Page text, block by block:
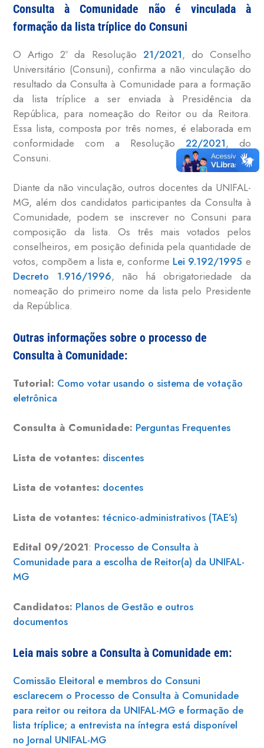
Consulta à Comunidade não é vinculada à
formação da lista tríplice do Consuni
O Artigo 2º da Resolução 21/2021, do Conselho
Universitário (Consuni), confirma a não vinculação do
resultado da Consulta à Comunidade para a formação
da lista tríplice a ser enviada à Presidência da
República, para nomeação do Reitor ou da Reitora.
Essa lista, composta por três nomes, é elaborada em
conformidade com a Resolução 22/2021, do
Consuni.
Diante da não vinculação, outros docentes da UNIFAL-
MG, além dos candidatos participantes da Consulta à
Comunidade, podem se inscrever no Consuni para
composição da lista. Os três mais votados pelos
conselheiros, em posição definida pela quantidade de
votos, compõem a lista e, conforme Lei 9.192/1995 e
Decreto 1.916/1996, não há obrigatoriedade da
nomeação do primeiro nome da lista pelo Presidente
da República.
Outras informações sobre o processo de
Consulta à Comunidade:
Tutorial: Como votar usando o sistema de votação
eletrônica
Consulta à Comunidade: Perguntas Frequentes
Lista de votantes: discentes
Lista de votantes: docentes
Lista de votantes: técnico-administrativos (TAE’s)
Edital 09/2021: Processo de Consulta à
Comunidade para a escolha de Reitor(a) da UNIFAL-
MG
Candidatos: Planos de Gestão e outros
documentos
Leia mais sobre a Consulta à Comunidade em:
Comissão Eleitoral e membros do Consuni
esclarecem o Processo de Consulta à Comunidade
para reitor ou reitora da UNIFAL-MG e formação de
lista tríplice; a entrevista na íntegra está disponível
no Jornal UNIFAL-MG